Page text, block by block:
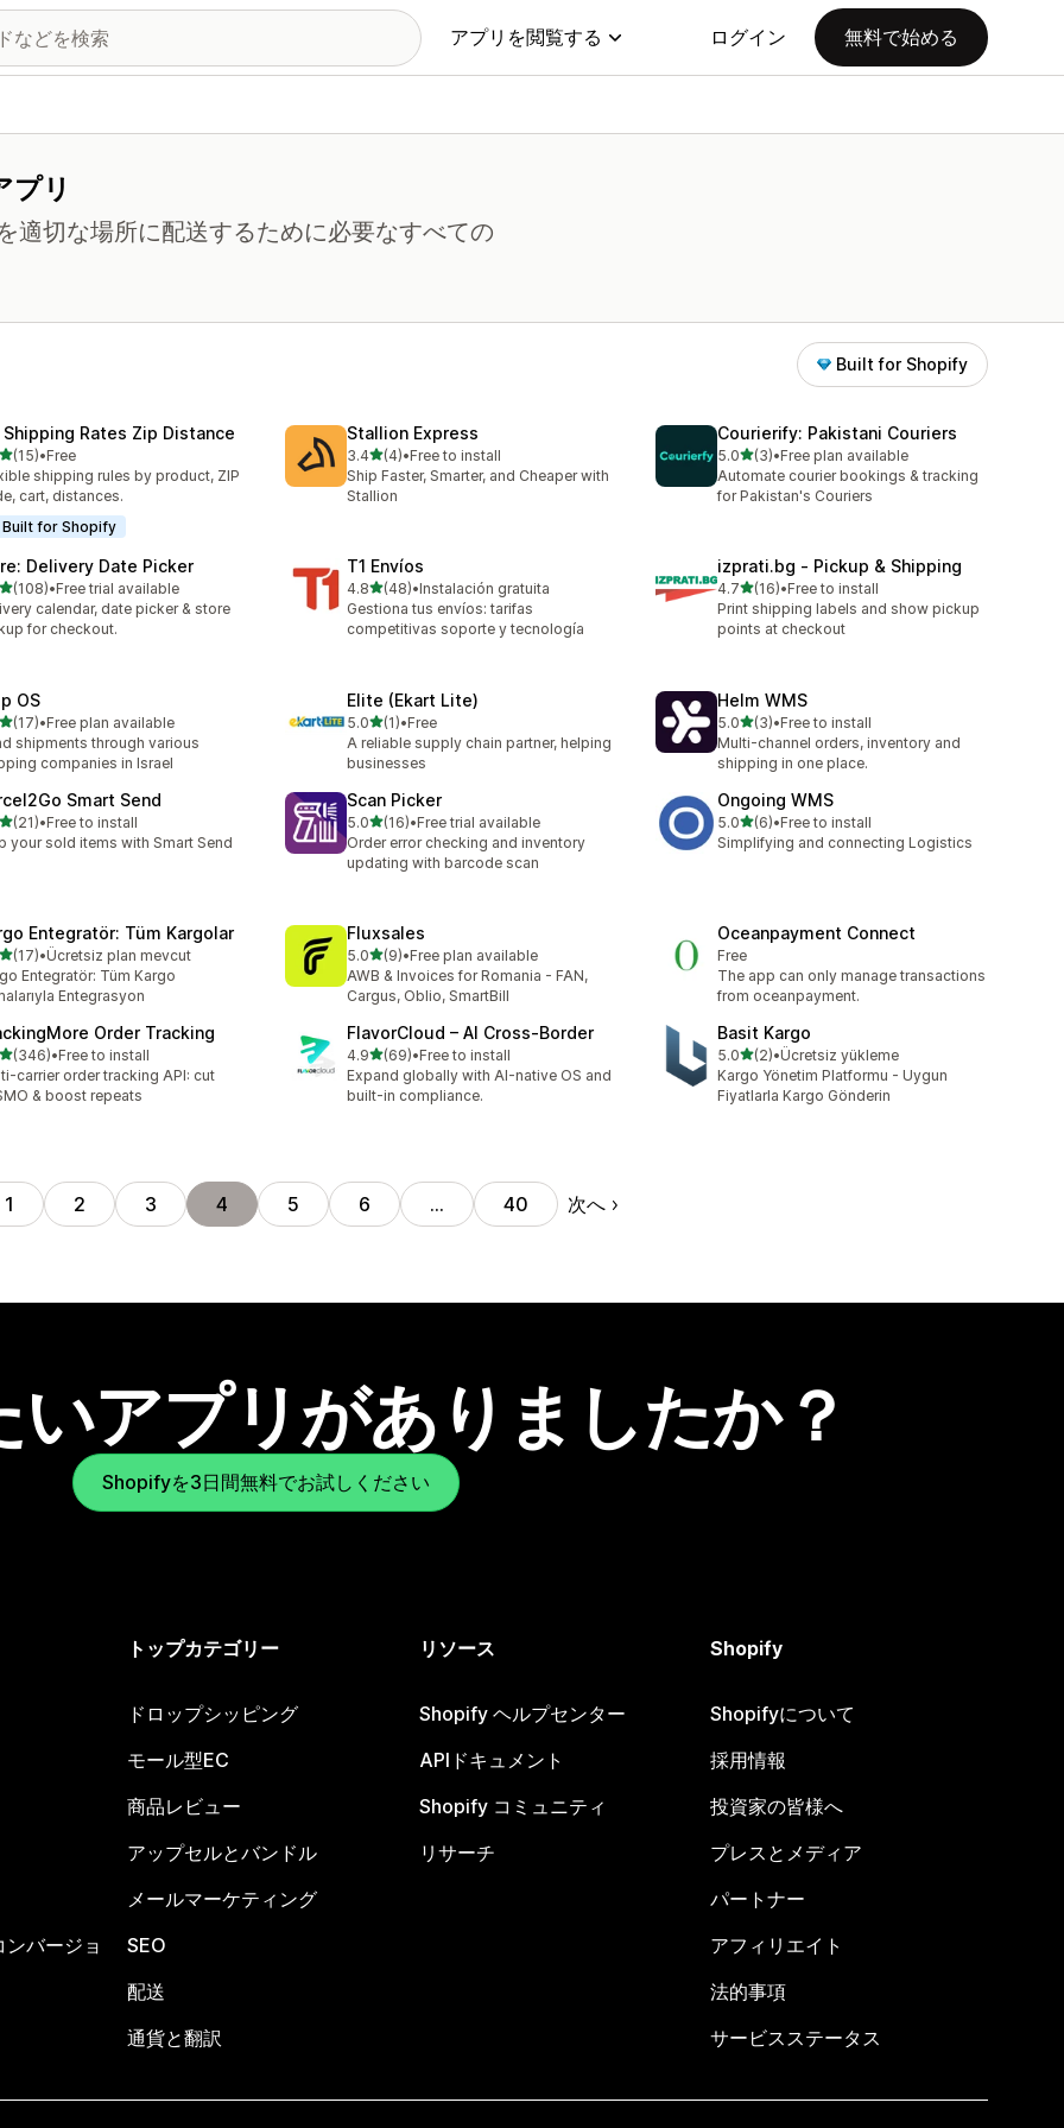
アプリを閲覧する ログイン 無料で始める
プリ
適切な場所に配送するために必要なすべての
Built for Shopify
Shipping Rates Zip Distance
つ星中
(15)
ビュー数：15件
•Free
shipping rules by product, ZIP
cart, distances.
Built for Shopify
Stallion Express
3.45つ星中
(4)
合計レビュー数：4件
•Free to install
Ship Faster, Smarter, and Cheaper with
Stallion
Courierify: Pakistani Couriers
5.05つ星中
(3)
合計レビュー数：3件
•Free plan available
Automate courier bookings & tracking
for Pakistan's Couriers
Delivery Date Picker
つ星中
(108)
レビュー数：108件
•Free trial available
calendar, date picker & store
for checkout.
T1 Envíos
4.85つ星中
(48)
合計レビュー数：48件
•Instalación gratuita
Gestiona tus envíos: tarifas
competitivas soporte y tecnología
izprati.bg ‑ Pickup & Shipping
4.75つ星中
(16)
合計レビュー数：16件
•Free to install
Print shipping labels and show pickup
points at checkout
OS
つ星中
(17)
レビュー数：17件
•Free plan available
shipments through various
companies in Israel
Elite (Ekart Lite)
5.05つ星中
(1)
合計レビュー数：1件
•Free
A reliable supply chain partner, helping
businesses
Helm WMS
5.05つ星中
(3)
合計レビュー数：3件
•Free to install
Multi-channel orders, inventory and
shipping in one place.
Smart Send
つ星中
(21)
レビュー数：21件
•Free to install
your sold items with Smart Send
Scan Picker
5.05つ星中
(16)
合計レビュー数：16件
•Free trial available
Order error checking and inventory
updating with barcode scan
Ongoing WMS
5.05つ星中
(6)
合計レビュー数：6件
•Free to install
Simplifying and connecting Logistics
Entegratör: Tüm Kargolar
つ星中
(17)
レビュー数：17件
•Ücretsiz plan mevcut
Entegratör: Tüm Kargo
Entegrasyon
Fluxsales
5.05つ星中
(9)
合計レビュー数：9件
•Free plan available
AWB & Invoices for Romania - FAN,
Cargus, Oblio, SmartBill
Oceanpayment Connect
Free
The app can only manage transactions
from oceanpayment.
Order Tracking
つ星中
(346)
レビュー数：346件
•Free to install
carrier order tracking API: cut
& boost repeats
FlavorCloud – AI Cross‑Border
4.95つ星中
(69)
合計レビュー数：69件
•Free to install
Expand globally with AI-native OS and
built-in compliance.
Basit Kargo
5.05つ星中
(2)
合計レビュー数：2件
•Ücretsiz yükleme
Kargo Yönetim Platformu - Uygun
Fiyatlarla Kargo Gönderin
1 2 3 4 5 6 … 40 次へ
アプリがありましたか？
Shopifyを3日間無料でお試しください
バージョ
トップカテゴリー
ドロップシッピング
モール型EC
商品レビュー
アップセルとバンドル
メールマーケティング
SEO
配送
通貨と翻訳
リソース
Shopify ヘルプセンター
APIドキュメント
Shopify コミュニティ
リサーチ
Shopify
Shopifyについて
採用情報
投資家の皆様へ
プレスとメディア
パートナー
アフィリエイト
法的事項
サービスステータス